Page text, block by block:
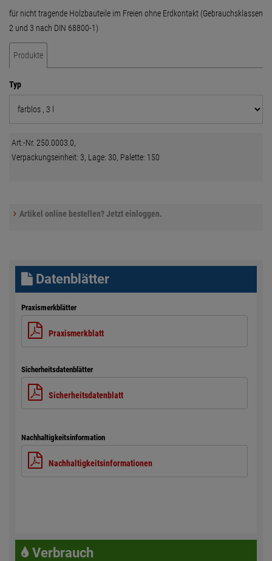
für nicht tragende Holzbauteile im Freien ohne Erdkontakt (Gebrauchsklassen
2 und 3 nach DIN 68800-1)
Produkte
Typ
Art.-Nr. 250.0003.0,
Verpackungseinheit: 3, Lage: 30, Palette: 150
Artikel online bestellen? Jetzt einloggen.
Datenblätter
Praxismerkblätter
Praxismerkblatt
Sicherheitsdatenblätter
Sicherheitsdatenblatt
Nachhaltigkeitsinformation
Nachhaltigkeitsinformationen
Verbrauch